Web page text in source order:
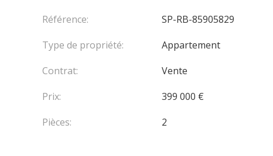
Les honoraires sont à la charge du vendeur.
Référence:
SP-RB-85905829
Type de propriété:
Appartement
Contrat:
Vente
Prix:
399 000 €
Pièces:
2